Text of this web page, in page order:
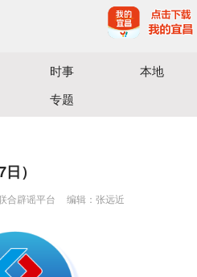
时事
本地
专题
）
合辟谣平台 编辑：张远近